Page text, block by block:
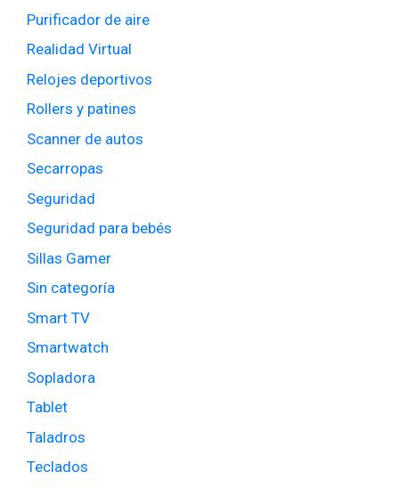
Purificador de aire
Realidad Virtual
Relojes deportivos
Rollers y patines
Scanner de autos
Secarropas
Seguridad
Seguridad para bebés
Sillas Gamer
Sin categoría
Smart TV
Smartwatch
Sopladora
Tablet
Taladros
Teclados